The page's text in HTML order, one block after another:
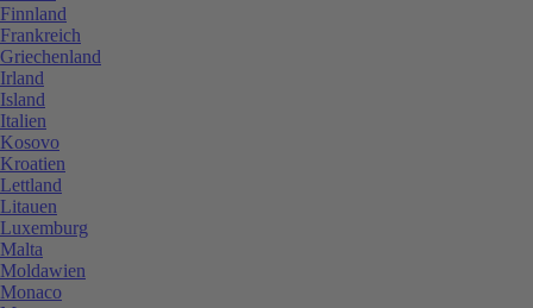
Finnland
Frankreich
Griechenland
Irland
Island
Italien
Kosovo
Kroatien
Lettland
Litauen
Luxemburg
Malta
Moldawien
Monaco